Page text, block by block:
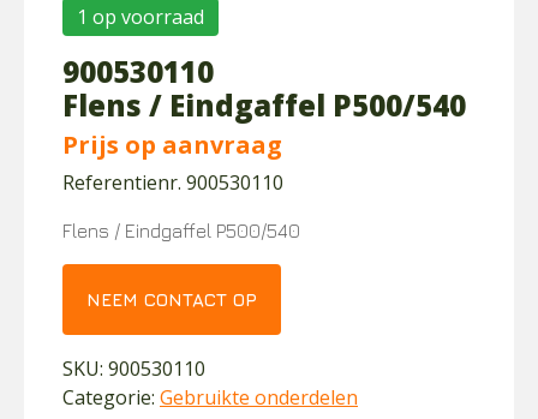
1 op voorraad
900530110
Flens / Eindgaffel P500/540
Prijs op aanvraag
Referentienr. 900530110
Flens / Eindgaffel P500/540
NEEM CONTACT OP
SKU: 900530110
Categorie: Gebruikte onderdelen